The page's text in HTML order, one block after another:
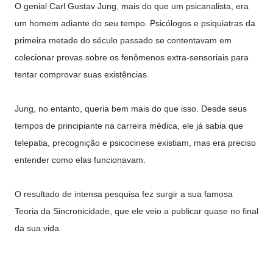
O genial Carl Gustav Jung, mais do que um psicanalista, era
um homem adiante do seu tempo. Psicólogos e psiquiatras da
primeira metade do século passado se contentavam em
colecionar provas sobre os fenômenos extra-sensoriais para
tentar comprovar suas existências.
Jung, no entanto, queria bem mais do que isso. Desde seus
tempos de principiante na carreira médica, ele já sabia que
telepatia, precognição e psicocinese existiam, mas era preciso
entender como elas funcionavam.
O resultado de intensa pesquisa fez surgir a sua famosa
Teoria da Sincronicidade, que ele veio a publicar quase no final
da sua vida.